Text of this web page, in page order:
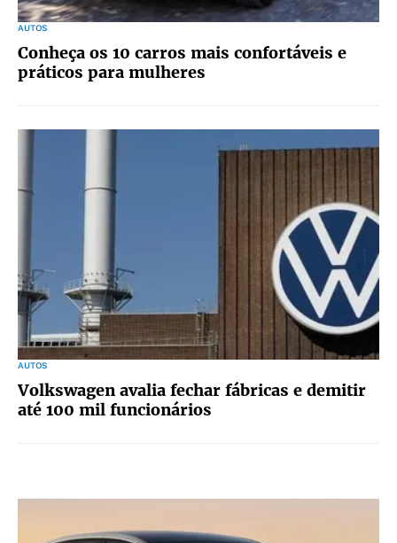
AUTOS
Conheça os 10 carros mais confortáveis e
práticos para mulheres
AUTOS
Volkswagen avalia fechar fábricas e demitir
até 100 mil funcionários